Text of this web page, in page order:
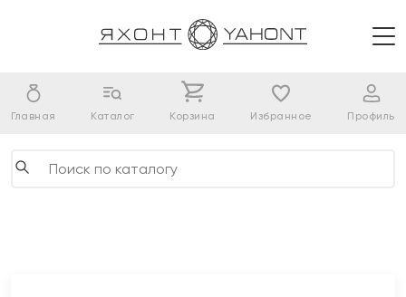
Главная Каталог Корзина Избранное Профиль